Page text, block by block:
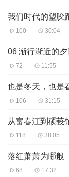
我们时代的塑胶
100 30:04
06 渐行渐近的
72 11:55
也是冬天，也是
106 31:15
从富春江到硕莪
118 38:05
落红萧萧为哪般
68 17:32